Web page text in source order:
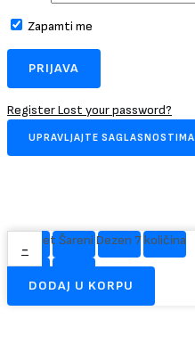
Zapamti me
RegisterLost your password?
UPRAVLJAJTE SAGLASNOSTIMA
-
Trotinet Šareni Dezen 7 količina
DODAJ U KORPU